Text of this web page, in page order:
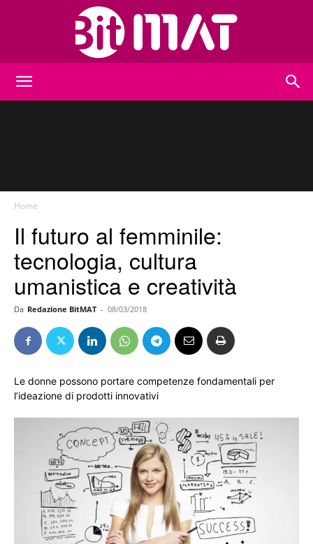
Home
Il futuro al femminile:
tecnologia, cultura
umanistica e creatività
Da Redazione BitMAT - 08/03/2018
Le donne possono portare competenze fondamentali per
l’ideazione di prodotti innovativi